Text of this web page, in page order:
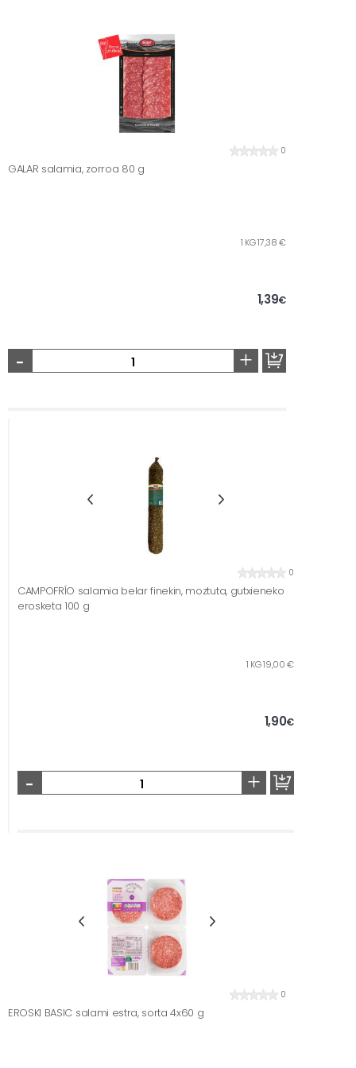
0
GALAR salamia, zorroa 80 g
1 KG 17,38 €
1,39€
- +
0
CAMPOFRÍO salamia belar finekin, moztuta, gutxieneko
erosketa 100 g
1 KG 19,00 €
1,90€
- +
0
EROSKI BASIC salami estra, sorta 4x60 g